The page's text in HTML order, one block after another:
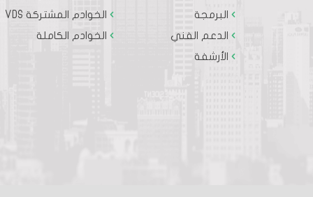
البرمجة
الدعم الفني
الأرشفة
الخوادم المشتركة VDS
الخوادم الكاملة